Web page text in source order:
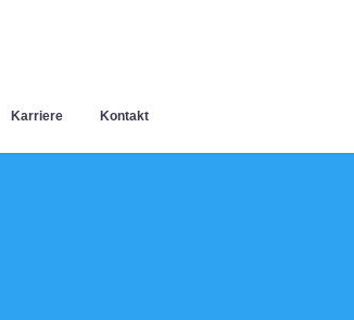
Karriere Kontakt